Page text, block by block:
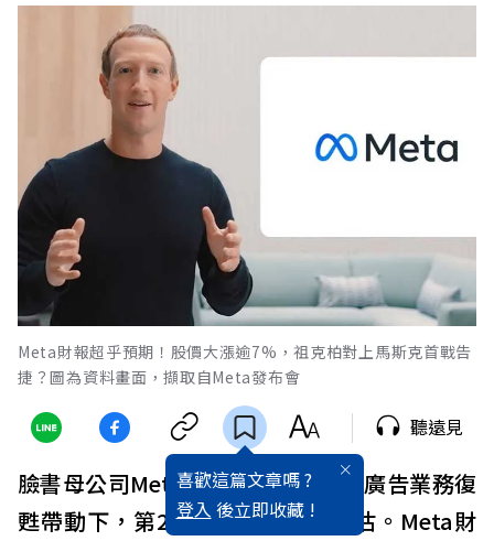
Meta財報超乎預期！股價大漲逾7%，祖克柏對上馬斯克首戰告
捷？圖為資料畫面，擷取自Meta發布會
喜歡這篇文章嗎 ?
登入 後立即收藏 !
聽遠見
臉書母公司Meta今天表示，在數位廣告業務復
甦帶動下，第2季獲利超乎市場預估。Meta財